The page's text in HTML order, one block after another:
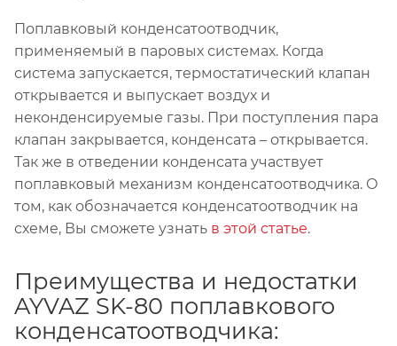
Поплавковый конденсатоотводчик,
применяемый в паровых системах. Когда
система запускается, термостатический клапан
открывается и выпускает воздух и
неконденсируемые газы. При поступления пара
клапан закрывается, конденсата – открывается.
Так же в отведении конденсата участвует
поплавковый механизм конденсатоотводчика. О
том, как обозначается конденсатоотводчик на
схеме, Вы сможете узнать в этой статье.
Преимущества и недостатки
AYVAZ SK-80 поплавкового
конденсатоотводчика: